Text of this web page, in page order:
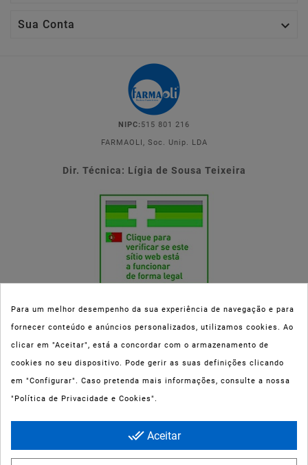
Sua Conta 
NIPC: 515 801 216
FARMAOLI, Soc. Unip. LDA
Dir. Técnica: Lígia de Sousa Teixeira
Esta parafarmácia (Farmaoli) encontra-se autorizada pelo INFARMED
(registo nº 00078/2020) para a dispensa de Medicamentos Não
Sujeitos a Receita Médica (MNSRM) e produtos de saúde e bem-estar
ao domicílio e através da internet. Os Medicamentos Não Sujeitos a
Maia, Matosinhos, Gondomar e Vila Nova de Gaia.
Para um melhor desempenho da sua experiência de navegação e para
fornecer conteúdo e anúncios personalizados, utilizamos cookies. Ao
clicar em "Aceitar", está a concordar com o armazenamento de
cookies no seu dispositivo. Pode gerir as suas definições clicando
em "Configurar". Caso pretenda mais informações, consulte a nossa
"Política de Privacidade e Cookies".
done_all Aceitar